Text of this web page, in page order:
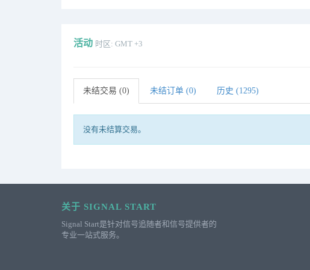
活动 时区: GMT +3
未结交易 (0) 未结订单 (0) 历史 (1295)
没有未结算交易。
关于 SIGNAL START
Signal Start是针对信号追随者和信号提供者的
专业一站式服务。